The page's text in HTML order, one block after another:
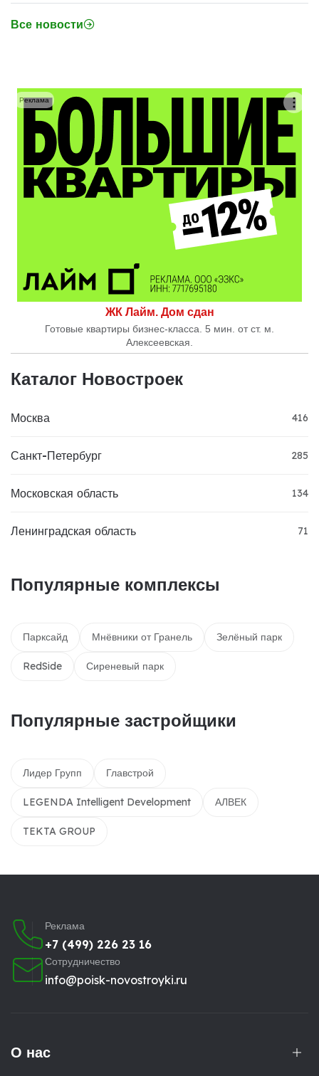
Все новости
ЖК Лайм. Дом сдан
Готовые квартиры бизнес-класса. 5 мин. от ст. м.
Алексеевская.
Реклама
Каталог Новостроек
Москва 416
Санкт-Петербург 285
Московская область 134
Ленинградская область 71
Популярные комплексы
Парксайд Мнёвники от Гранель Зелёный парк
RedSide Сиреневый парк
Популярные застройщики
Лидер Групп Главстрой
LEGENDA Intelligent Development АЛВЕК
TEKTA GROUP
Реклама
+7 (499) 226 23 16
Сотрудничество
info@poisk-novostroyki.ru
О нас